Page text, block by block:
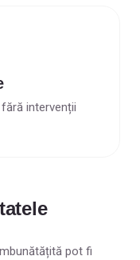
fără intervenții
pot fi